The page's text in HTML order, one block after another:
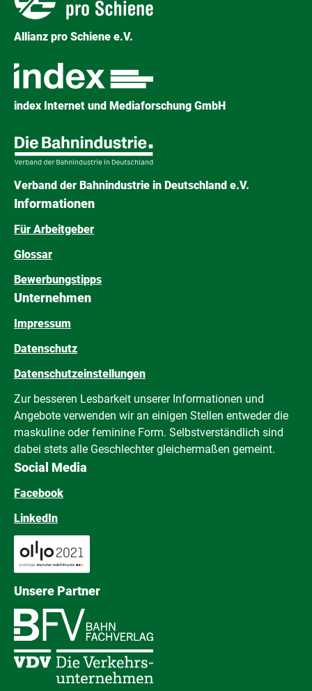
Allianz pro Schiene e.V.
index Internet und Mediaforschung GmbH
Verband der Bahnindustrie in Deutschland e.V.
Informationen
Für Arbeitgeber
Glossar
Bewerbungstipps
Unternehmen
Impressum
Datenschutz
Datenschutzeinstellungen
Zur besseren Lesbarkeit unserer Informationen und
Angebote verwenden wir an einigen Stellen entweder die
maskuline oder feminine Form. Selbstverständlich sind
dabei stets alle Geschlechter gleichermaßen gemeint.
Social Media
Facebook
LinkedIn
Unsere Partner